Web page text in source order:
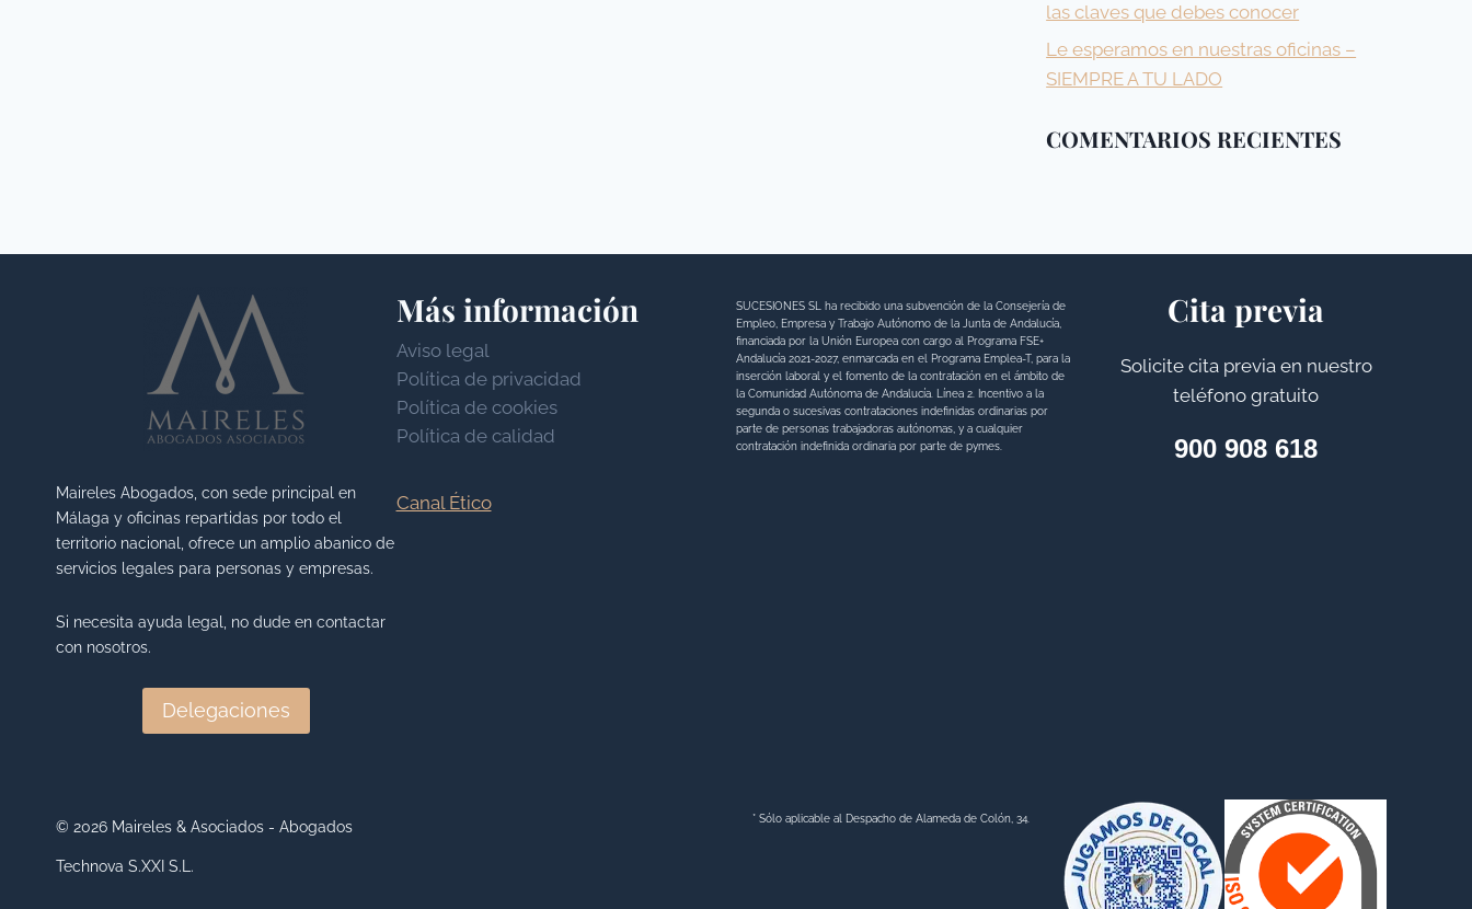
las claves que debes conocer
Le esperamos en nuestras oficinas –
SIEMPRE A TU LADO
COMENTARIOS RECIENTES
Maireles Abogados, con sede principal en
Málaga y oficinas repartidas por todo el
territorio nacional, ofrece un amplio abanico de
servicios legales para personas y empresas.
Si necesita ayuda legal, no dude en contactar
con nosotros.
Delegaciones
Más información
Aviso legal
Política de privacidad
Política de cookies
Política de calidad
Canal Ético
SUCESIONES SL ha recibido una subvención de la Consejería de
Empleo, Empresa y Trabajo Autónomo de la Junta de Andalucía,
financiada por la Unión Europea con cargo al Programa FSE+
Andalucía 2021-2027, enmarcada en el Programa Emplea-T, para la
inserción laboral y el fomento de la contratación en el ámbito de
la Comunidad Autónoma de Andalucía. Línea 2. Incentivo a la
segunda o sucesivas contrataciones indefinidas ordinarias por
parte de personas trabajadoras autónomas, y a cualquier
contratación indefinida ordinaria por parte de pymes.
Cita previa
Solicite cita previa en nuestro
teléfono gratuito
900 908 618
© 2026 Maireles & Asociados - Abogados
Technova S.XXI S.L.
* Sólo aplicable al Despacho de Alameda de Colón, 34.